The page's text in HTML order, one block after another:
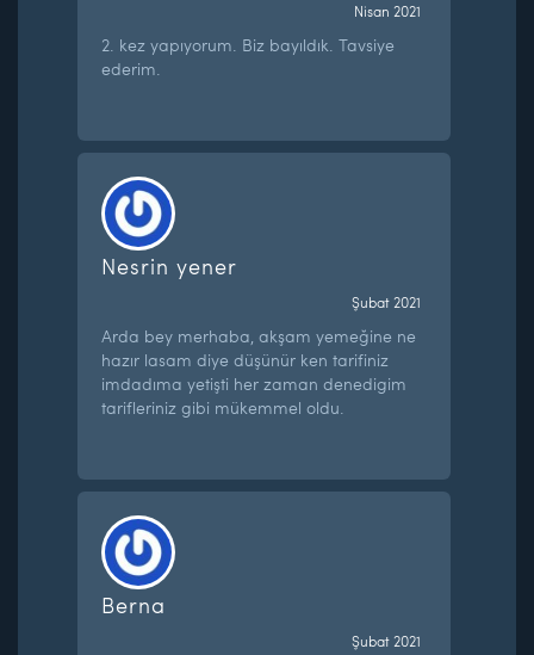
Nisan 2021
2. kez yapıyorum. Biz bayıldık. Tavsiye
ederim.
Nesrin yener
Şubat 2021
Arda bey merhaba, akşam yemeğine ne
hazır lasam diye düşünür ken tarifiniz
imdadıma yetişti her zaman denedigim
tarifleriniz gibi mükemmel oldu.
Berna
Şubat 2021